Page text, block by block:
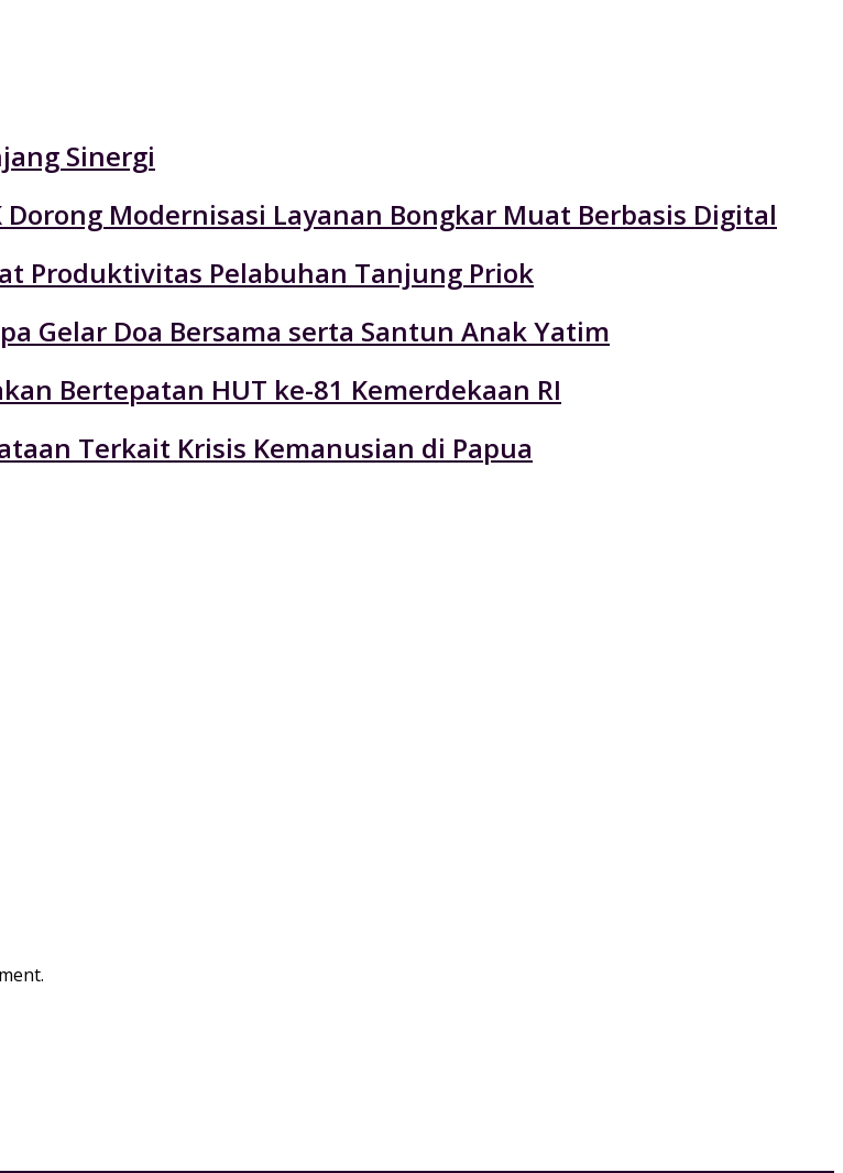
Sinergi
Modernisasi Layanan Bongkar Muat Berbasis Digital
Produktivitas Pelabuhan Tanjung Priok
Gelar Doa Bersama serta Santun Anak Yatim
Bertepatan HUT ke-81 Kemerdekaan RI
Terkait Krisis Kemanusian di Papua